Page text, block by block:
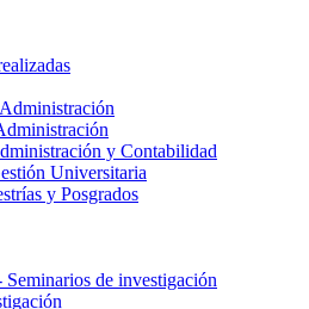
y Contabilidad
Universitaria
y Posgrados
de investigación